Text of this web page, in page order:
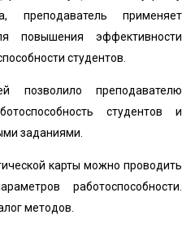
преподаватель применяет
повышения эффективности
студентов.
позволило преподавателю
студентов и
заданиями.
карты можно проводить
работоспособности.
методов.